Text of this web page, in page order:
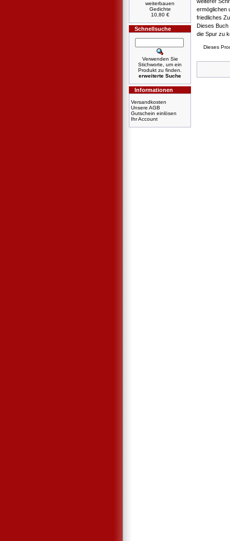
weiterbauen
Gedichte
10,80 €
Schnellsuche
Verwenden Sie
Stichworte, um ein
Produkt zu finden.
erweiterte Suche
Informationen
Versandkosten
Unsere AGB
Gutschein einlösen
Ihr Account
ermöglichen
friedliches
Dieses Buch
die Spur zu
Dieses